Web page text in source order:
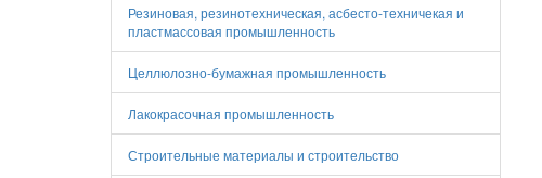
Резиновая, резинотехническая, асбесто-техничекая и
пластмассовая промышленность
Целлюлозно-бумажная промышленность
Лакокрасочная промышленность
Строительные материалы и строительство